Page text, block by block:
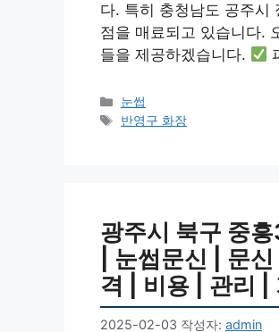
다. 특히 충청남도 공주시
점을 매료되고 있습니다.
들을 제공하겠습니다.
카
테
눈썹
태
반영구 화장
광주시 북구 중
| 눈썹문신 | 문
격 | 비용 | 관리 |
2025-02-03 작성자: admin